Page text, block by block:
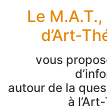
Le
d’Art-
vous
autour de la
à